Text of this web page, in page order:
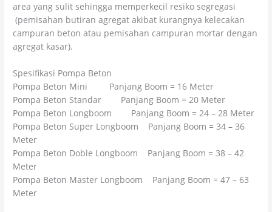
area yang sulit sehingga memperkecil resiko segregasi
(pemisahan butiran agregat akibat kurangnya kelecakan
campuran beton atau pemisahan campuran mortar dengan
agregat kasar).
Spesifikasi Pompa Beton
Pompa Beton Mini Panjang Boom = 16 Meter
Pompa Beton Standar Panjang Boom = 20 Meter
Pompa Beton Longboom Panjang Boom = 24 – 28 Meter
Pompa Beton Super Longboom Panjang Boom = 34 – 36
Meter
Pompa Beton Doble Longboom Panjang Boom = 38 – 42
Meter
Pompa Beton Master Longboom Panjang Boom = 47 – 63
Meter